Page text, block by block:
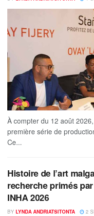
À compter du 12 août
première série de
Ce...
Histoire de l’art
recherche primés
INHA 2026
BY LYNDA ANDRIATSITONTA 2